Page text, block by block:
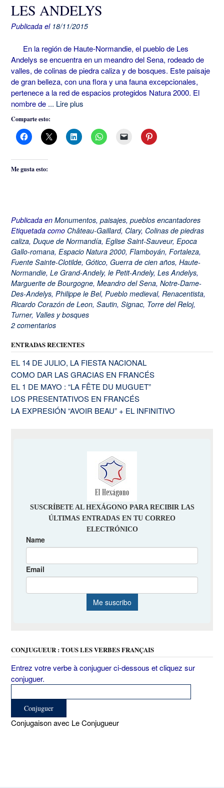
LES ANDELYS
Publicada el 18/11/2015
En la región de Haute-Normandie, el pueblo de Les
Andelys se encuentra en un meandro del Sena, rodeado de
valles, de colinas de piedra caliza y de bosques. Este paisaje
de gran belleza, con una flora y una fauna excepcionales,
pertenece a la red de espacios protegidos Natura 2000. El
nombre de ... Lire plus
Comparte esto:
Me gusta esto:
Publicada en Monumentos, paisajes, pueblos encantadores
Etiquetada como Château-Gaillard, Clary, Colinas de piedras
caliza, Duque de Normandía, Eglise Saint-Sauveur, Epoca
Gallo-romana, Espacio Natura 2000, Flamboyán, Fortaleza,
Fuente Sainte-Clotilde, Gótico, Guerra de cien años, Haute-
Normandie, Le Grand-Andely, le Petit-Andely, Les Andelys,
Marguerite de Bourgogne, Meandro del Sena, Notre-Dame-
Des-Andelys, Philippe le Bel, Pueblo medieval, Renacentista,
Ricardo Corazón de Leon, Sautin, Signac, Torre del Reloj,
Turner, Valles y bosques
2 comentarios
ENTRADAS RECIENTES
EL 14 DE JULIO, LA FIESTA NACIONAL
COMO DAR LAS GRACIAS EN FRANCÉS
EL 1 DE MAYO : “LA FÊTE DU MUGUET”
LOS PRESENTATIVOS EN FRANCÉS
LA EXPRESIÓN “AVOIR BEAU” + EL INFINITIVO
CONJUGUEUR : TOUS LES VERBES FRANÇAIS
Entrez votre verbe à conjuguer ci-dessous et cliquez sur
conjuguer.
Conjugaison avec Le Conjugueur